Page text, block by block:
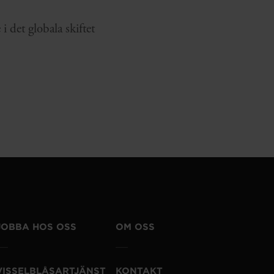
det globala skiftet
HOS OSS OM OSS
KONTAKT